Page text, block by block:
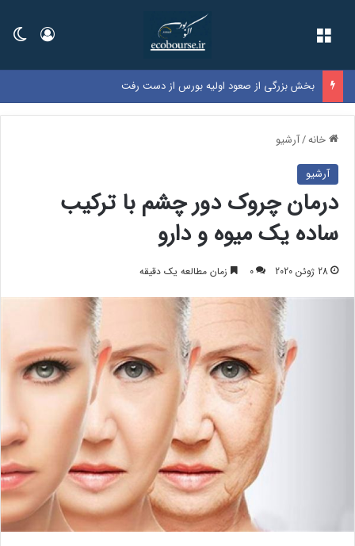
ورود
بخش بزرگی از صعود اولیه بورس از دست رفت
خانه/آرشیو
آرشیو
درمان چروک دور چشم با ترکیب
ساده یک میوه و دارو
28 ژوئن 2020 0 زمان مطالعه یک دقیقه